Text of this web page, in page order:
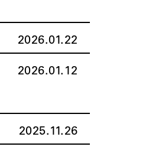
2026.01.22
2026.01.12
2025.11.26